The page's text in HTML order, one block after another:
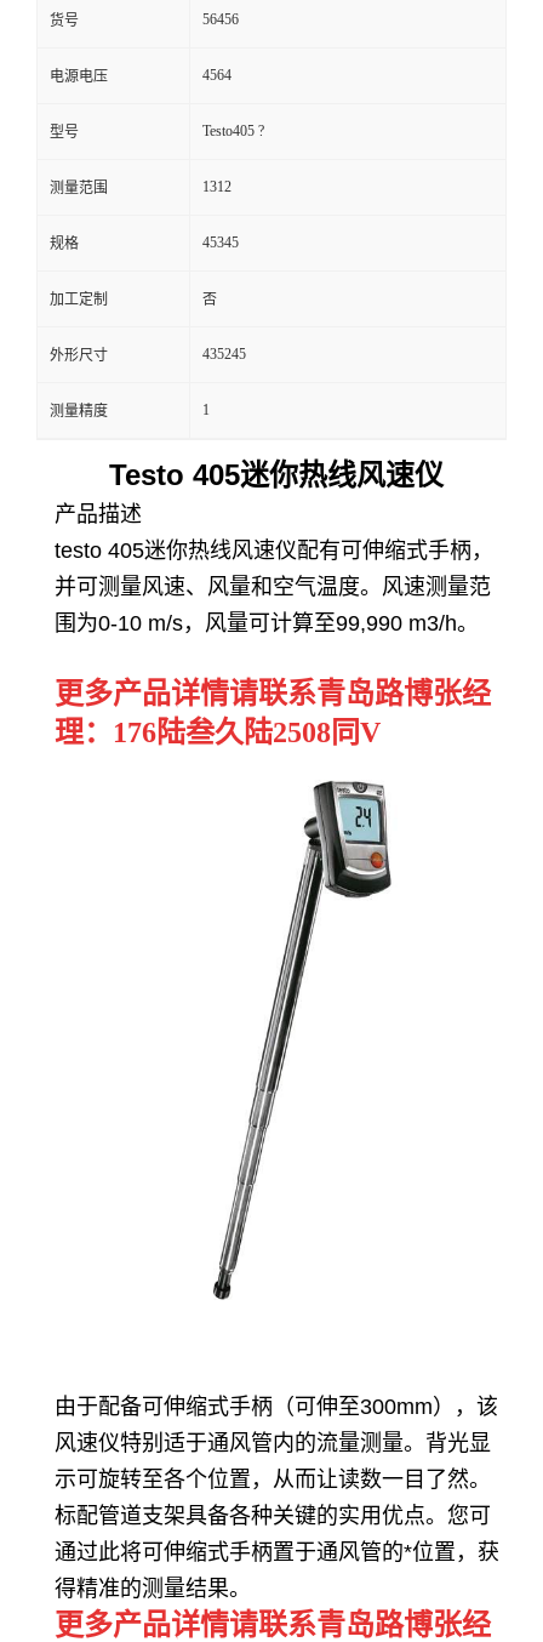
言
货号 56456
电源电压 4564
型号 Testo405 ?
测量范围 1312
规格 45345
加工定制 否
外形尺寸 435245
测量精度 1
Testo 405迷你热线风速仪
产品描述
testo 405迷你热线风速仪配有可伸缩式手柄，
并可测量风速、风量和空气温度。风速测量范
围为0-10 m/s，风量可计算至99,990 m3/h。
更多产品详情请联系青岛路博张经
理：176陆叁久陆2508同V
由于配备可伸缩式手柄（可伸至300mm），该
风速仪特别适于通风管内的流量测量。背光显
示可旋转至各个位置，从而让读数一目了然。
标配管道支架具备各种关键的实用优点。您可
通过此将可伸缩式手柄置于通风管的*位置，获
得精准的测量结果。
更多产品详情请联系青岛路博张经